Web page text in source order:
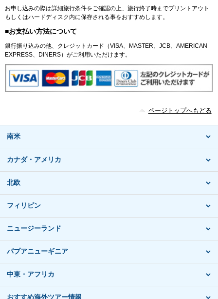
お申し込みの際は詳細旅行条件をご確認の上、旅行終了時までプリントアウト
もしくはハードディスク内に保存される事をおすすめします。
■お支払い方法について
銀行振り込みの他、クレジットカード（VISA、MASTER、JCB、AMERICAN
EXPRESS、DINERS）がご利用いただけます。
ページトップへもどる
南米
カナダ・アメリカ
北欧
フィリピン
ニュージーランド
パプアニューギニア
中東・アフリカ
おすすめ海外ツアー情報